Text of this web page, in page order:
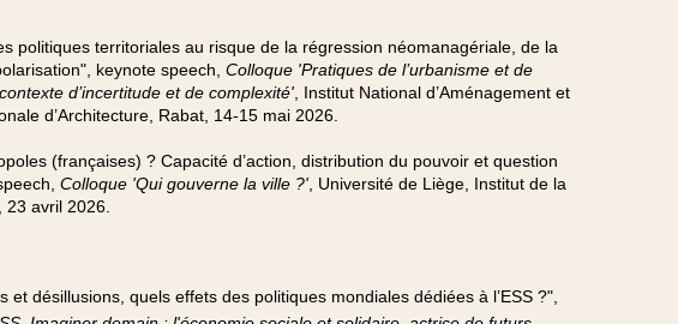
politiques territoriales au risque de la régression néomanagériale, de la
keynote speech, Colloque 'Pratiques de l’urbanisme et de
d’incertitude et de complexité', Institut National d’Aménagement et
d’Architecture, Rabat, 14-15 mai 2026.
(françaises) ? Capacité d’action, distribution du pouvoir et question
Colloque 'Qui gouverne la ville ?', Université de Liège, Institut de la
avril 2026.
et désillusions, quels effets des politiques mondiales dédiées à l’ESS ?",